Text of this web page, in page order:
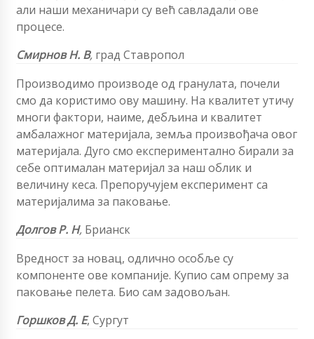
али наши механичари су већ савладали ове
процесе.
Смирнов Н. В, град Ставропол
Производимо производе од гранулата, почели
смо да користимо ову машину. На квалитет утичу
многи фактори, наиме, дебљина и квалитет
амбалажног материјала, земља произвођача овог
материјала. Дуго смо експериментално бирали за
себе оптималан материјал за наш облик и
величину кеса. Препоручујем експеримент са
материјалима за паковање.
Долгов Р. Н, Брианск
Вредност за новац, одлично особље су
компоненте ове компаније. Купио сам опрему за
паковање пелета. Био сам задовољан.
Горшков Д. Е, Сургут